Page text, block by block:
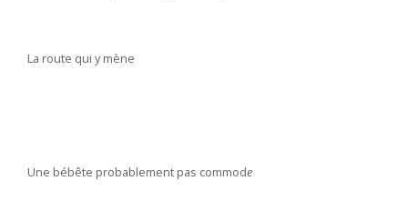
La route qui y mène
Une bébête probablement pas commode